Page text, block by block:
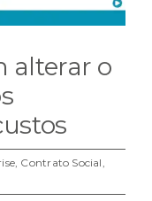
alterar o
, Contrato Social,